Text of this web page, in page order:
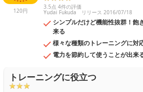
120円
3.5点 4件の評価
Yudai Fukuda リリース 2016/07/18
シンプルだけど機能性抜群！飽
来る
様々な種類のトレーニングに対
電力を節約して使うことが出来
トレーニングに役立つ